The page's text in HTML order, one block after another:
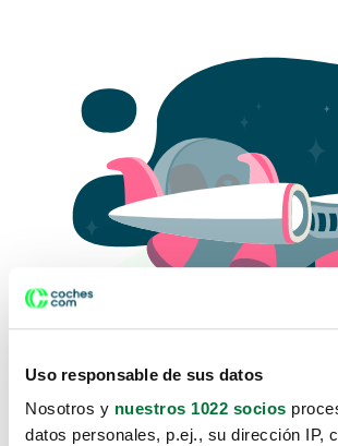
Uso responsable de sus datos
Nosotros y nuestros 1022 socios
datos personales, p.ej., su dirección IP,